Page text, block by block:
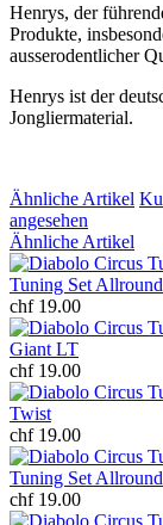
Henrys, der
Produkte,
ausserodentlicher
Henrys ist der
Jongliermaterial.
Ähnliche Artikel
angesehen
Ähnliche Artikel
Tuning Set
chf 19.00
Giant LT
chf 19.00
Twist
chf 19.00
Tuning Set
chf 19.00